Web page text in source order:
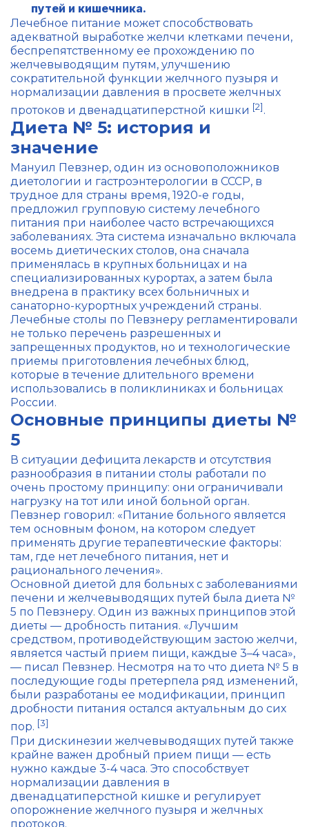
путей и кишечника.
Лечебное питание может способствовать
адекватной выработке желчи клетками печени,
беспрепятственному ее прохождению по
желчевыводящим путям, улучшению
сократительной функции желчного пузыря и
нормализации давления в просвете желчных
протоков и двенадцатиперстной кишки [2].
Диета № 5: история и
значение
Мануил Певзнер, один из основоположников
диетологии и гастроэнтерологии в СССР, в
трудное для страны время, 1920-е годы,
предложил групповую систему лечебного
питания при наиболее часто встречающихся
заболеваниях. Эта система изначально включала
восемь диетических столов, она сначала
применялась в крупных больницах и на
специализированных курортах, а затем была
внедрена в практику всех больничных и
санаторно-курортных учреждений страны.
Лечебные столы по Певзнеру регламентировали
не только перечень разрешенных и
запрещенных продуктов, но и технологические
приемы приготовления лечебных блюд,
которые в течение длительного времени
использовались в поликлиниках и больницах
России.
Основные принципы диеты №
5
В ситуации дефицита лекарств и отсутствия
разнообразия в питании столы работали по
очень простому принципу: они ограничивали
нагрузку на тот или иной больной орган.
Певзнер говорил: «Питание больного является
тем основным фоном, на котором следует
применять другие терапевтические факторы:
там, где нет лечебного питания, нет и
рационального лечения».
Основной диетой для больных с заболеваниями
печени и желчевыводящих путей была диета №
5 по Певзнеру. Один из важных принципов этой
диеты — дробность питания. «Лучшим
средством, противодействующим застою желчи,
является частый прием пищи, каждые 3–4 часа»,
— писал Певзнер. Несмотря на то что диета № 5 в
последующие годы претерпела ряд изменений,
были разработаны ее модификации, принцип
дробности питания остался актуальным до сих
пор. [3]
При дискинезии желчевыводящих путей также
крайне важен дробный прием пищи — есть
нужно каждые 3-4 часа. Это способствует
нормализации давления в
двенадцатиперстной кишке и регулирует
опорожнение желчного пузыря и желчных
протоков.